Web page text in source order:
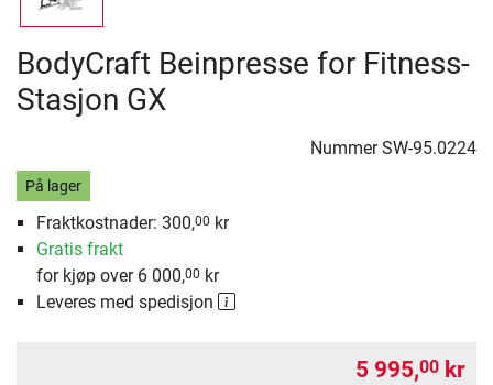
BodyCraft Beinpresse for Fitness-
Stasjon GX
NummerSW-95.0224
På lager
Fraktkostnader: 300,00 kr
Gratis frakt
for kjøp over 6 000,00 kr
Leveres med spedisjon
5 995,00 kr